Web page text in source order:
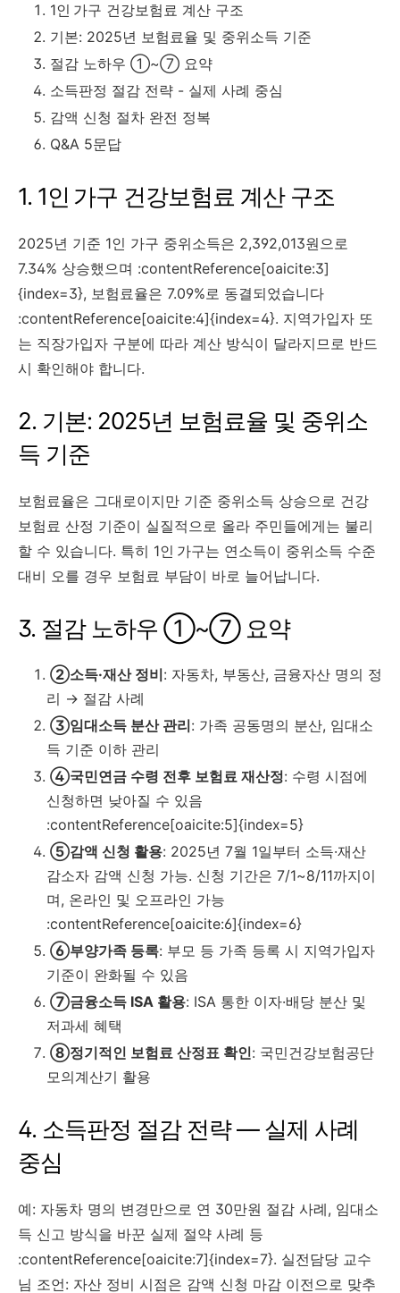
1인 가구 건강보험료 계산 구조
기본: 2025년 보험료율 및 중위소득 기준
절감 노하우 ①~⑦ 요약
소득판정 절감 전략 - 실제 사례 중심
감액 신청 절차 완전 정복
Q&A 5문답
1. 1인 가구 건강보험료 계산 구조
2025년 기준 1인 가구 중위소득은 2,392,013원으로
7.34% 상승했으며 :contentReference[oaicite:3]
{index=3}, 보험료율은 7.09%로 동결되었습니다
:contentReference[oaicite:4]{index=4}. 지역가입자 또
는 직장가입자 구분에 따라 계산 방식이 달라지므로 반드
시 확인해야 합니다.
2. 기본: 2025년 보험료율 및 중위소
득 기준
보험료율은 그대로이지만 기준 중위소득 상승으로 건강
보험료 산정 기준이 실질적으로 올라 주민들에게는 불리
할 수 있습니다. 특히 1인 가구는 연소득이 중위소득 수준
대비 오를 경우 보험료 부담이 바로 늘어납니다.
3. 절감 노하우 ①~⑦ 요약
②소득·재산 정비: 자동차, 부동산, 금융자산 명의 정
리 → 절감 사례
③임대소득 분산 관리: 가족 공동명의 분산, 임대소
득 기준 이하 관리
④국민연금 수령 전후 보험료 재산정: 수령 시점에
신청하면 낮아질 수 있음
:contentReference[oaicite:5]{index=5}
⑤감액 신청 활용: 2025년 7월 1일부터 소득·재산
감소자 감액 신청 가능. 신청 기간은 7/1~8/11까지이
며, 온라인 및 오프라인 가능
:contentReference[oaicite:6]{index=6}
⑥부양가족 등록: 부모 등 가족 등록 시 지역가입자
기준이 완화될 수 있음
⑦금융소득 ISA 활용: ISA 통한 이자·배당 분산 및
저과세 혜택
⑧정기적인 보험료 산정표 확인: 국민건강보험공단
모의계산기 활용
4. 소득판정 절감 전략 — 실제 사례
중심
예: 자동차 명의 변경만으로 연 30만원 절감 사례, 임대소
득 신고 방식을 바꾼 실제 절약 사례 등
:contentReference[oaicite:7]{index=7}. 실전담당 교수
님 조언: 자산 정비 시점은 감액 신청 마감 이전으로 맞추